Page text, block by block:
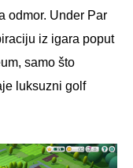
odmor. Under Par
iz igara poput
samo što
luksuzni golf